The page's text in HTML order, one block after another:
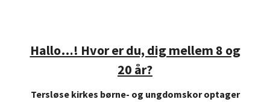
Hallo…! Hvor er du, dig mellem 8 og
20 år?
Tersløse kirkes børne- og ungdomskor optager